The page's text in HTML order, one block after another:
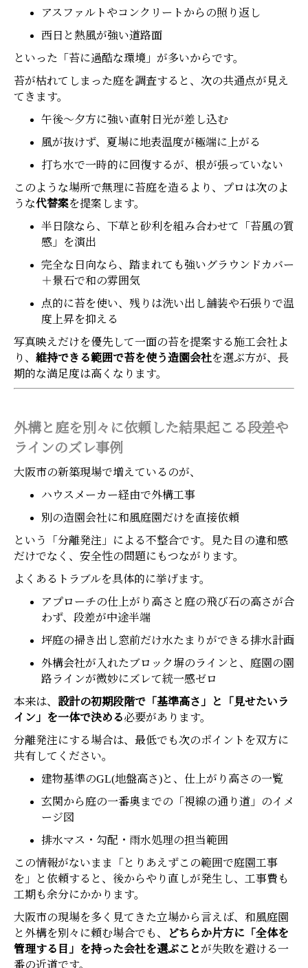
アスファルトやコンクリートからの照り返し
西日と熱風が強い道路面
といった「苔に過酷な環境」が多いからです。
苔が枯れてしまった庭を調査すると、次の共通点が見え
てきます。
午後〜夕方に強い直射日光が差し込む
風が抜けず、夏場に地表温度が極端に上がる
打ち水で一時的に回復するが、根が張っていない
このような場所で無理に苔庭を造るより、プロは次のよ
うな代替案を提案します。
半日陰なら、下草と砂利を組み合わせて「苔風の質
感」を演出
完全な日向なら、踏まれても強いグラウンドカバー
＋景石で和の雰囲気
点的に苔を使い、残りは洗い出し舗装や石張りで温
度上昇を抑える
写真映えだけを優先して一面の苔を提案する施工会社よ
り、 維持できる範囲で苔を使う造園会社を選ぶ方が、長
期的な満足度は高くなります。
外構と庭を別々に依頼した結果起こる段差や
ラインのズレ事例
大阪市の新築現場で増えているのが、
ハウスメーカー経由で外構工事
別の造園会社に和風庭園だけを直接依頼
という「分離発注」による不整合です。見た目の違和感
だけでなく、安全性の問題にもつながります。
よくあるトラブルを具体的に挙げます。
アプローチの仕上がり高さと庭の飛び石の高さが合
わず、段差が中途半端
坪庭の掃き出し窓前だけ水たまりができる排水計画
外構会社が入れたブロック塀のラインと、庭園の園
路ラインが微妙にズレて統一感ゼロ
本来は、 設計の初期段階で「基準高さ」と「見せたいラ
イン」を一体で決める必要があります。
分離発注にする場合は、最低でも次のポイントを双方に
共有してください。
建物基準のGL(地盤高さ)と、仕上がり高さの一覧
玄関から庭の一番奥までの「視線の通り道」のイメ
ージ図
排水マス・勾配・雨水処理の担当範囲
この情報がないまま「とりあえずこの範囲で庭園工事
を」と依頼すると、後からやり直しが発生し、工事費も
工期も余分にかかります。
大阪市の現場を多く見てきた立場から言えば、和風庭園
と外構を別々に頼む場合でも、
どちらか片方に「全体を
管理する目」を持った会社を選ぶこと が失敗を避ける一
番の近道です。